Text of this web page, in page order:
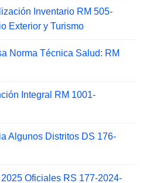
Inventario RM 505-
Exterior y Turismo
Norma Técnica Salud: RM
Integral RM 1001-
Algunos Distritos DS 176-
Oficiales RS 177-2024-